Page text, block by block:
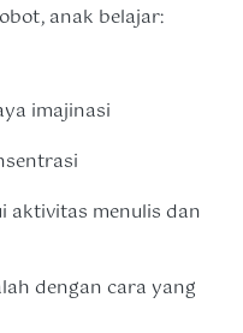
anak belajar:
imajinasi
aktivitas menulis dan
dengan cara yang